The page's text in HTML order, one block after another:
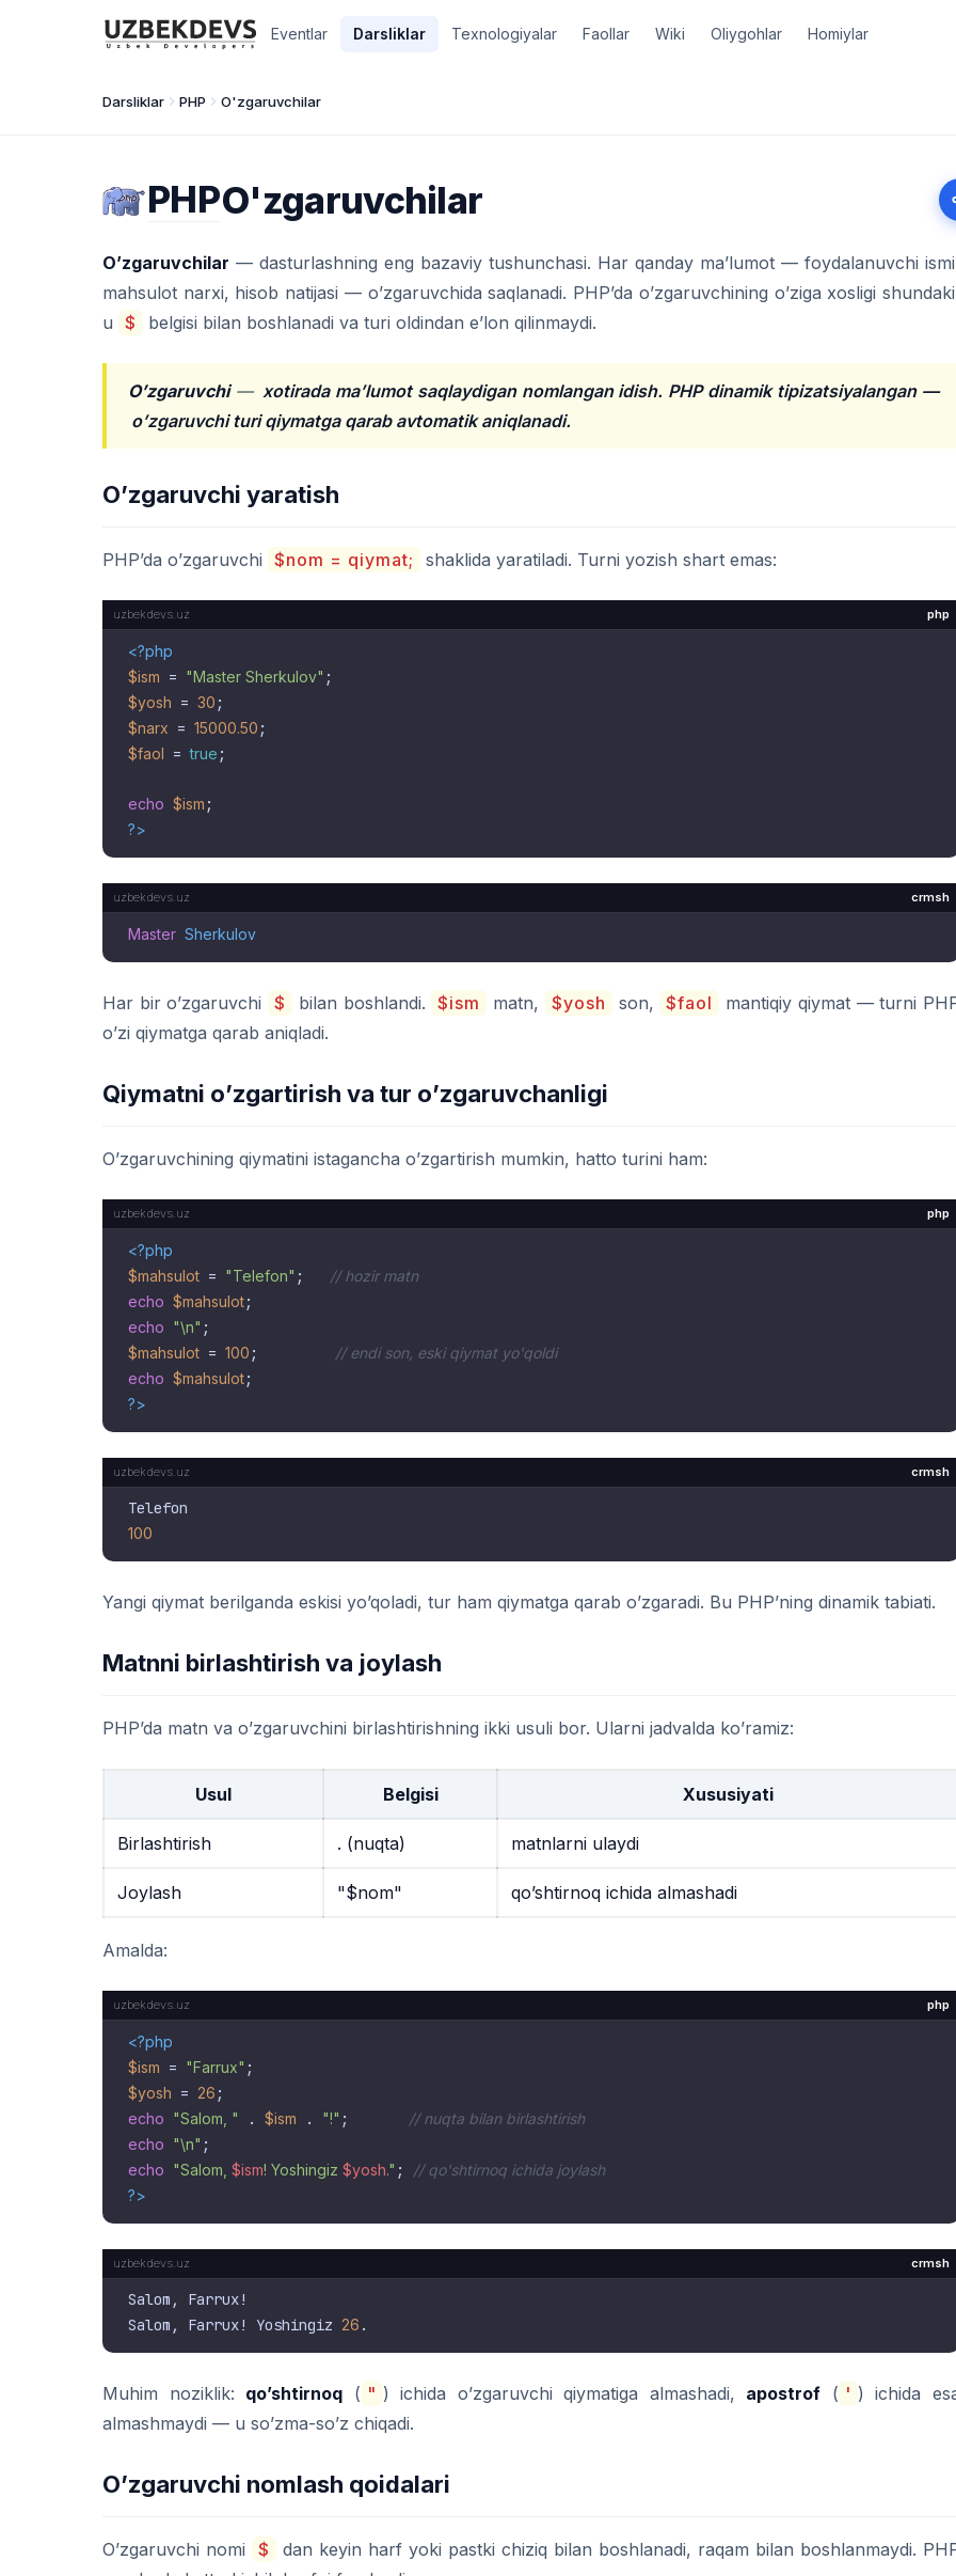
Eventlar Darsliklar Texnologiyalar Faollar Wiki Oliygohlar Homiylar
Darsliklar PHP O'zgaruvchilar
PHPO'zgaruvchilar
O’zgaruvchilar — dasturlashning eng bazaviy tushunchasi. Har qanday ma’lumot — foydalanuvchi
mahsulot narxi, hisob natijasi — o’zgaruvchida saqlanadi. PHP’da o’zgaruvchining o’ziga xosligi
u $ belgisi bilan boshlanadi va turi oldindan e’lon qilinmaydi.
O’zgaruvchi— xotirada ma’lumot saqlaydigan nomlangan idish. PHP dinamik tipizatsiyalangan —
o’zgaruvchi turi qiymatga qarab avtomatik aniqlanadi.
O’zgaruvchi yaratish
PHP’da o’zgaruvchi $nom = qiymat; shaklida yaratiladi. Turni yozish shart emas:
php
<?php
$ism = "Master Sherkulov"
$yosh = 30
$narx = 15000.50
$faol = true ;
echo $ism
?>
crmsh
Master Sherkulov
Har bir o’zgaruvchi $ bilan boshlandi. $ism matn, $yosh son, $faol
mantiqiy qiymat — turni
o’zi qiymatga qarab aniqladi.
Qiymatni o’zgartirish va tur o’zgaruvchanligi
O’zgaruvchining qiymatini istagancha o’zgartirish mumkin, hatto turini ham:
php
<?php
$mahsulot = "Telefon" ; // hozir matn
echo $mahsulot
echo "\n"
$mahsulot = 100 ; // endi son, eski qiymat yo'qoldi
echo $mahsulot
?>
crmsh
100
Yangi qiymat berilganda eskisi yo’qoladi, tur ham qiymatga qarab o’zgaradi. Bu PHP’ning dinamik tabiati.
Matnni birlashtirish va joylash
PHP’da matn va o’zgaruvchini birlashtirishning ikki usuli bor. Ularni jadvalda ko’ramiz:
Usul Belgisi Xususiyati
Birlashtirish . (nuqta) matnlarni ulaydi
Joylash "$nom" qo’shtirnoq ichida almashadi
Amalda:
php
<?php
$ism = "Farrux"
$yosh = 26
echo "Salom, " . $ism . "!" ; // nuqta bilan birlashtirish
echo "\n"
echo "Salom, $ism! Yoshingiz $yosh." ; // qo'shtirnoq ichida joylash
?>
crmsh
Salom, Farrux!
Salom, Farrux! Yoshingiz 26
Muhim noziklik: qo’shtirnoq ( " ) ichida o’zgaruvchi qiymatiga almashadi, apostrof ( ' ) ichida
almashmaydi — u so’zma-so’z chiqadi.
O’zgaruvchi nomlash qoidalari
O’zgaruvchi nomi $
dan keyin harf yoki pastki chiziq bilan boshlanadi, raqam bilan boshlanmaydi.